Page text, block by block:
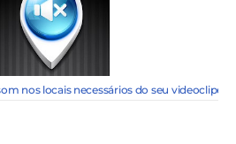
nos locais necessários do seu videoclipe